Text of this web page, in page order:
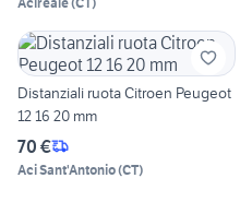
Distanziali ruota Citroen Peugeot
12 16 20 mm
70 €
Aci Sant'Antonio(CT)